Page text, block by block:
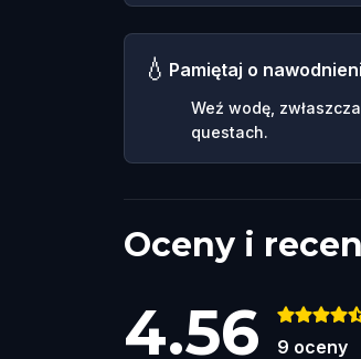
💧 Pamiętaj o
Weź wodę,
questach.
Oceny i
4.56 9 oceny